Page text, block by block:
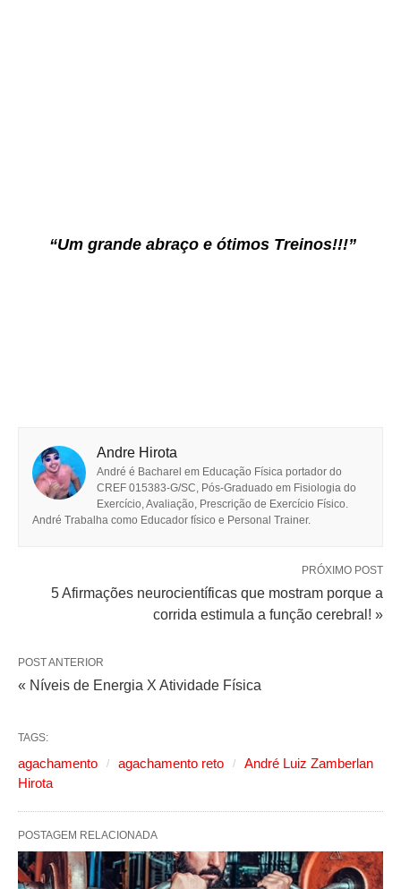
“Um grande abraço e ótimos Treinos!!!”
Andre Hirota
André é Bacharel em Educação Física portador do
CREF 015383-G/SC, Pós-Graduado em Fisiologia do
Exercício, Avaliação, Prescrição de Exercício Físico.
André Trabalha como Educador físico e Personal Trainer.
PRÓXIMO POST
5 Afirmações neurocientíficas que mostram porque a
corrida estimula a função cerebral! »
POST ANTERIOR
« Níveis de Energia X Atividade Física
TAGS:
agachamento agachamento reto
André Luiz Zamberlan
Hirota
POSTAGEM RELACIONADA